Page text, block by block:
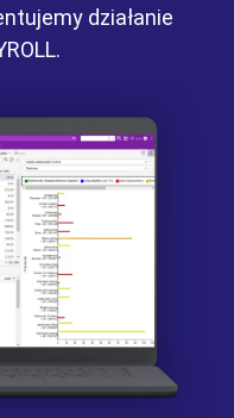
działanie